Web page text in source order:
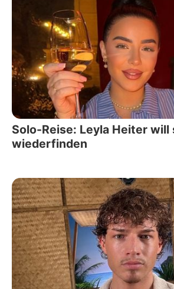
Solo-Reise: Leyla Heiter will
wiederfinden